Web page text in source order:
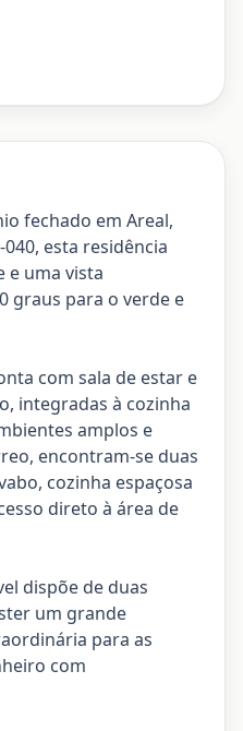
fechado em Areal,
esta residência
e uma vista
graus para o verde e
com sala de estar e
integradas à cozinha
amplos e
encontram-se duas
cozinha espaçosa
direto à área de
dispõe de duas
um grande
para as
com